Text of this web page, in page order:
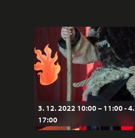
3. 12. 2022 10:00 – 11:00 -
17:00